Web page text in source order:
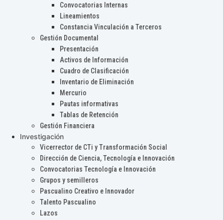
Convocatorias Internas
Lineamientos
Constancia Vinculación a Terceros
Gestión Documental
Presentación
Activos de Información
Cuadro de Clasificación
Inventario de Eliminación
Mercurio
Pautas informativas
Tablas de Retención
Gestión Financiera
Investigación
Vicerrector de CTi y Transformación Social
Dirección de Ciencia, Tecnología e Innovación
Convocatorias Tecnología e Innovación
Grupos y semilleros
Pascualino Creativo e Innovador
Talento Pascualino
Lazos